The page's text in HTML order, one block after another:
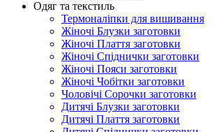
Одяг та текстиль
Термоналіпки для вишивання
Жіночі Блузки заготовки
Жіночі Плаття заготовки
Жіночі Спіднички заготовки
Жіночі Пояси заготовки
Жіночі Чобітки заготовки
Чоловічі Сорочки заготовки
Дитячі Блузки заготовки
Дитячі Плаття заготовки